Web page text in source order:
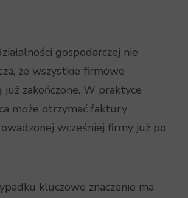
gospodarczej nie
że wszystkie firmowe
już zakończone. W praktyce
może otrzymać faktury
wcześniej firmy już po
kluczowe znaczenie ma